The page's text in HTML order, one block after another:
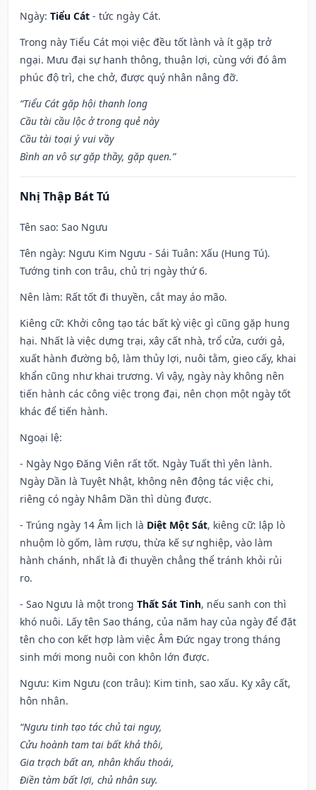
Ngày: Tiểu Cát - tức ngày Cát.
Trong này Tiểu Cát mọi việc đều tốt lành và ít gặp trở
ngại. Mưu đại sự hanh thông, thuận lợi, cùng với đó âm
phúc độ trì, che chở, được quý nhân nâng đỡ.
“Tiểu Cát gặp hội thanh long
Cầu tài cầu lộc ở trong quẻ này
Cầu tài toại ý vui vầy
Bình an vô sự gặp thầy, gặp quen.”
Nhị Thập Bát Tú
Tên sao: Sao Ngưu
Tên ngày: Ngưu Kim Ngưu - Sái Tuân: Xấu (Hung Tú).
Tướng tinh con trâu, chủ trị ngày thứ 6.
Nên làm: Rất tốt đi thuyền, cắt may áo mão.
Kiêng cữ: Khởi công tạo tác bất kỳ việc gì cũng gặp hung
hại. Nhất là việc dựng trại, xây cất nhà, trổ cửa, cưới gả,
xuất hành đường bộ, làm thủy lợi, nuôi tằm, gieo cấy, khai
khẩn cũng như khai trương. Vì vậy, ngày này không nên
tiến hành các công việc trọng đại, nên chọn một ngày tốt
khác để tiến hành.
Ngoại lệ:
- Ngày Ngọ Đăng Viên rất tốt. Ngày Tuất thì yên lành.
Ngày Dần là Tuyệt Nhật, không nên động tác việc chi,
riêng có ngày Nhâm Dần thì dùng được.
- Trúng ngày 14 Âm lịch là Diệt Một Sát, kiêng cữ: lập lò
nhuộm lò gốm, làm rượu, thừa kế sự nghiệp, vào làm
hành chánh, nhất là đi thuyền chẳng thể tránh khỏi rủi
ro.
- Sao Ngưu là một trong Thất Sát Tinh, nếu sanh con thì
khó nuôi. Lấy tên Sao tháng, của năm hay của ngày để đặt
tên cho con kết hợp làm việc Âm Đức ngay trong tháng
sinh mới mong nuôi con khôn lớn được.
Ngưu: Kim Ngưu (con trâu): Kim tinh, sao xấu. Kỵ xây cất,
hôn nhân.
“Ngưu tinh tạo tác chủ tai nguy,
Cửu hoành tam tai bất khả thôi,
Gia trạch bất an, nhân khẩu thoái,
Điền tàm bất lợi, chủ nhân suy.